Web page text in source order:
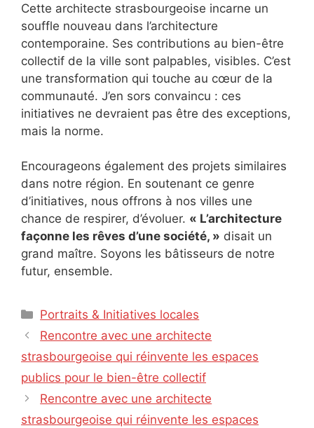
Cette architecte strasbourgeoise incarne un
souffle nouveau dans l’architecture
contemporaine. Ses contributions au bien-être
collectif de la ville sont palpables, visibles. C’est
une transformation qui touche au cœur de la
communauté. J’en sors convaincu : ces
initiatives ne devraient pas être des exceptions,
mais la norme.
Encourageons également des projets similaires
dans notre région. En soutenant ce genre
d’initiatives, nous offrons à nos villes une
chance de respirer, d’évoluer. « L’architecture
façonne les rêves d’une société, » disait un
grand maître. Soyons les bâtisseurs de notre
futur, ensemble.
Catégories
Portraits & Initiatives locales
Rencontre avec une architecte
strasbourgeoise qui réinvente les espaces
publics pour le bien-être collectif
Rencontre avec une architecte
strasbourgeoise qui réinvente les espaces